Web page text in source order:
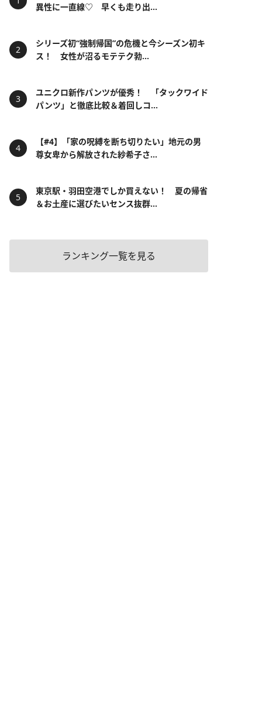
異性に一直線♡ 早くも走り出...
シリーズ初“強制帰国”の危機と今シーズン初キ
ス！ 女性が沼るモテテク勃...
ユニクロ新作パンツが優秀！ 「タックワイド
パンツ」と徹底比較＆着回しコ...
【#4】「家の呪縛を断ち切りたい」地元の男
尊女卑から解放された紗希子さ...
東京駅・羽田空港でしか買えない！ 夏の帰省
＆お土産に選びたいセンス抜群...
ランキング一覧を見る